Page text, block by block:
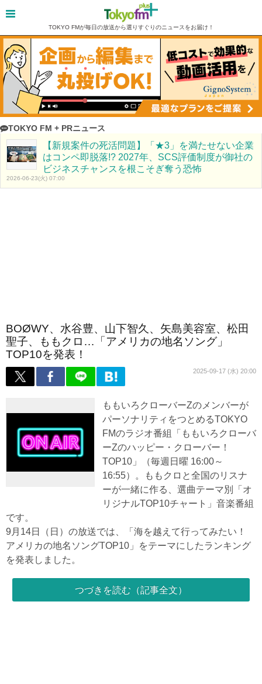
TOKYO FMが毎日の放送から選りすぐりのニュースをお届け！
TOKYO FM + PRニュース
【新規案件の死活問題】「★3」を満たせない企業
はコンペ即脱落!? 2027年、SCS評価制度が御社の
ビジネスチャンスを根こそぎ奪う恐怖
2026-06-23(火) 07:00
BOØWY、水谷豊、山下智久、矢島美容室、松田
聖子、ももクロ…「アメリカの地名ソング」
TOP10を発表！
2025-09-17 (水) 20:00
ももいろクローバーZのメンバーが
パーソナリティをつとめるTOKYO
FMのラジオ番組「ももいろクローバ
ーZのハッピー・クローバー！
TOP10」（毎週日曜 16:00～
16:55）。ももクロと全国のリスナ
ーが一緒に作る、選曲テーマ別「オ
リジナルTOP10チャート」音楽番組
です。
9月14日（日）の放送では、「海を越えて行ってみたい！
アメリカの地名ソングTOP10」をテーマにしたランキング
を発表しました。
つづきを読む（記事全文）